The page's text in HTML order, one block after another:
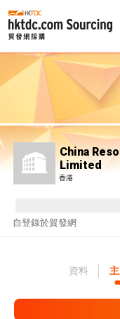
China
Limited
香港
自登錄於貿發網
資料